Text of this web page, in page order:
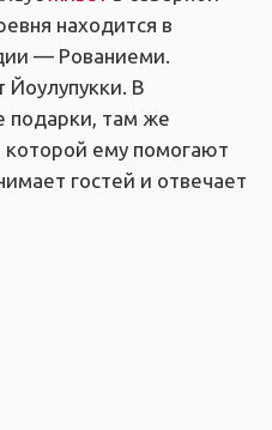
находится в
— Рованиеми.
Йоулупукки. В
подарки, там же
которой ему помогают
гостей и отвечает